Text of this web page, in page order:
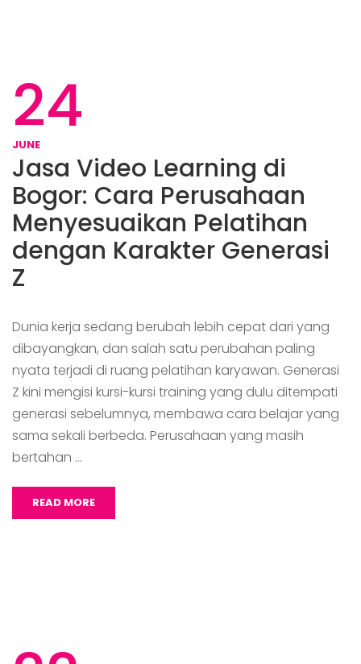
24
JUNE
Jasa Video Learning di
Bogor: Cara Perusahaan
Menyesuaikan Pelatihan
dengan Karakter Generasi
Z
Dunia kerja sedang berubah lebih cepat dari yang
dibayangkan, dan salah satu perubahan paling
nyata terjadi di ruang pelatihan karyawan. Generasi
Z kini mengisi kursi-kursi training yang dulu ditempati
generasi sebelumnya, membawa cara belajar yang
sama sekali berbeda. Perusahaan yang masih
bertahan …
READ MORE